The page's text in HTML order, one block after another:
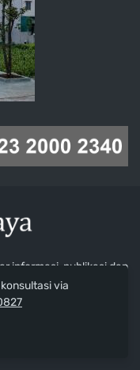
informasi, publikasi dan
Online Marketing), Jasa
Free konsultasi.
via